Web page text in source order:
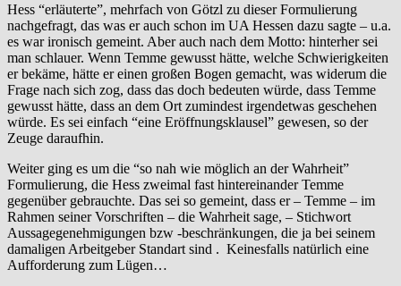
Hess “erläuterte”, mehrfach von Götzl zu dieser Formulierung
nachgefragt, das was er auch schon im UA Hessen dazu sagte – u.a.
es war ironisch gemeint. Aber auch nach dem Motto: hinterher sei
man schlauer. Wenn Temme gewusst hätte, welche Schwierigkeiten
er bekäme, hätte er einen großen Bogen gemacht, was widerum die
Frage nach sich zog, dass das doch bedeuten würde, dass Temme
gewusst hätte, dass an dem Ort zumindest irgendetwas geschehen
würde. Es sei einfach “eine Eröffnungsklausel” gewesen, so der
Zeuge daraufhin.
Weiter ging es um die “so nah wie möglich an der Wahrheit”
Formulierung, die Hess zweimal fast hintereinander Temme
gegenüber gebrauchte. Das sei so gemeint, dass er – Temme – im
Rahmen seiner Vorschriften – die Wahrheit sage, – Stichwort
Aussagegenehmigungen bzw -beschränkungen, die ja bei seinem
damaligen Arbeitgeber Standart sind . Keinesfalls natürlich eine
Aufforderung zum Lügen…